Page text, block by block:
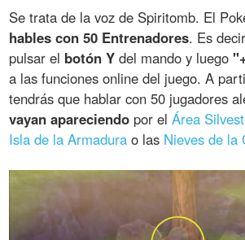
Se trata de la voz de Spiritomb. El
hables con 50 Entrenadores. Es
pulsar el botón Y del mando y luego
a las funciones online del juego. A
tendrás que hablar con 50 jugadores
vayan apareciendo por elÁrea
Isla de la Armadura o las Nieves de la